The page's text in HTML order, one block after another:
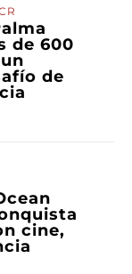
de 600
de
cine,